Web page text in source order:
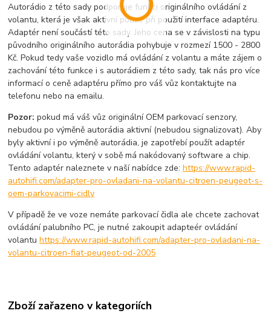
Autorádio z této sady podporuje funkci originálního ovládání z
volantu, která je však aktivní pouze při použití interface adaptéru.
Adaptér není součástí této sady. Jeho cena se v závislosti na typu
původního originálního autorádia pohybuje v rozmezí 1500 - 2800
Kč. Pokud tedy vaše vozidlo má ovládání z volantu a máte zájem o
zachování této funkce i s autorádiem z této sady, tak nás pro více
informací o ceně adaptéru přímo pro váš vůz kontaktujte na
telefonu nebo na emailu.
Pozor: pokud má váš vůz originální OEM parkovací senzory,
nebudou po výměně autorádia aktivní (nebudou signalizovat). Aby
byly aktivní i po výměně autorádia, je zapotřebí použít adaptér
ovládání volantu, který v sobě má nakódovaný software a chip.
Tento adaptér naleznete v naší nabídce zde:https://www.rapid-
autohifi.com/adapter-pro-ovladani-na-volantu-citroen-peugeot-s-
oem-parkovacimi-cidly
V případě že ve voze nemáte parkovací čidla ale chcete zachovat
ovládání palubního PC, je nutné zakoupit adapteér ovládání
volantuhttps://www.rapid-autohifi.com/adapter-pro-ovladani-na-
volantu-citroen-fiat-peugeot-od-2005
Zboží zařazeno v kategoriích